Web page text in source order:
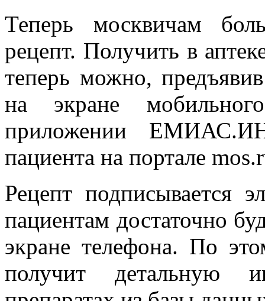
Теперь москвичам
рецепт. Получить в
теперь можно,
на экране
приложении
пациента на портале
Рецепт подписывается
пациентам достаточно
экране телефона. По
получит детальную